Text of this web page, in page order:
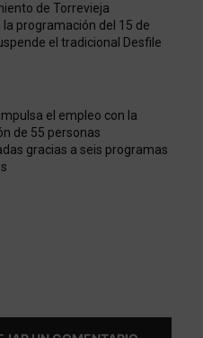
de Torrevieja
programación del 15 de
el tradicional Desfile
el empleo con la
de 55 personas
gracias a seis programas